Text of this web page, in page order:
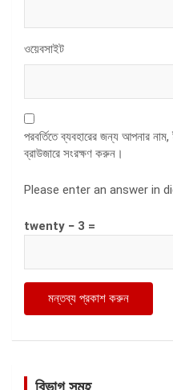
ওয়েবসাইট
পরবর্তিতে ব্যবহারের জন্য আপনার
ব্রাউজারে সংরক্ষণ করুন।
Please enter an answer in
twenty − 3 =